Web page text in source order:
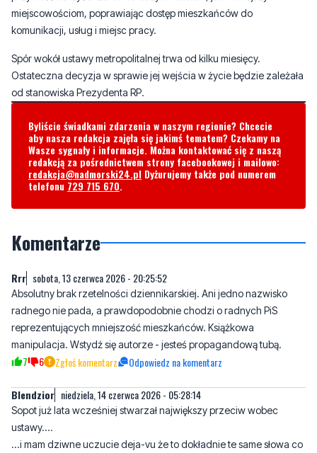
Spór wokół ustawy metropolitalnej trwa od kilku miesięcy.
Ostateczna decyzja w sprawie jej wejścia w życie będzie zależała
Byliście świadkami zdarzenia w naszym regionie? Chcecie
aby nasza redakcja zajęła się jakimś tematem? Czekamy na
Wasze sygnały i informacje. Można kontaktować się z naszą
redakcja@nadmorski24.plDyżurujemy także pod numerem
telefonu729 715 670.
Komentarze
Absolutny brak rzetelności dziennikarskiej. Ani jedno nazwisko
reprezentujących mniejszość mieszkańców. Książkowa
manipulacja. Wstydź się autorze - jesteś propagandową tubą.
7 6 Zgłoś komentarz Odpowiedz na komentarz
Blendzior niedziela, 14 czerwca 2026 - 05:28:14
Sopot już lata wcześniej stwarzał największy przeciw wobec
...i mam dziwne uczucie deja-vu że to dokładnie te same słowa co
wtedy ALE nic pozatym.
Czy ktoś się tu bawi w archeologa i bawi w podział społeczeństwa
pomorskiego bazując na starych, nieważnych sprawach mających